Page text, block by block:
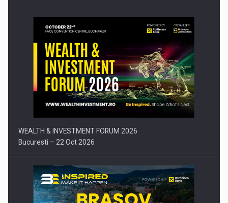
Comunicat de presa: Joburile part-time reincep sa intre pe…
WEALTH & INVESTMENT FORUM 2026
Bucuresti – 22 Oct 2026